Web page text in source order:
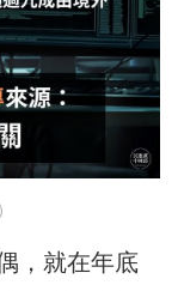
，就在年底